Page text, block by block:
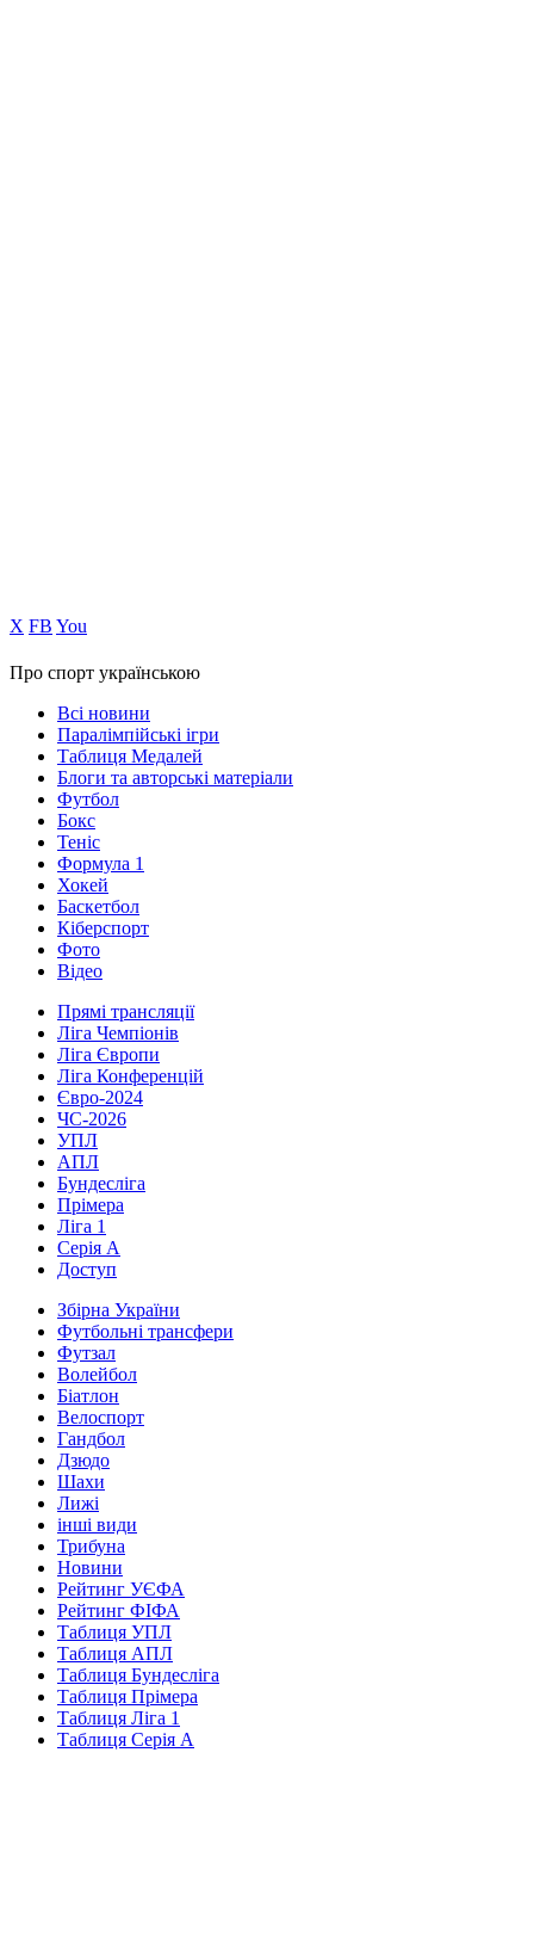
Х FB You
Про спорт українською
Всі новини
Паралімпійські ігри
Таблиця Медалей
Блоги та авторські матеріали
Футбол
Бокс
Теніс
Формула 1
Хокей
Баскетбол
Кіберспорт
Фото
Відео
Прямі трансляції
Ліга Чемпіонів
Ліга Європи
Ліга Конференцій
Євро-2024
ЧС-2026
УПЛ
АПЛ
Бундесліга
Прімера
Ліга 1
Серія А
Доступ
Збірна України
Футбольні трансфери
Футзал
Волейбол
Біатлон
Велоспорт
Гандбол
Дзюдо
Шахи
Лижі
інші види
Трибуна
Новини
Рейтинг УЄФА
Рейтинг ФІФА
Таблиця УПЛ
Таблиця АПЛ
Таблиця Бундесліга
Таблиця Прімера
Таблиця Ліга 1
Таблиця Серія А